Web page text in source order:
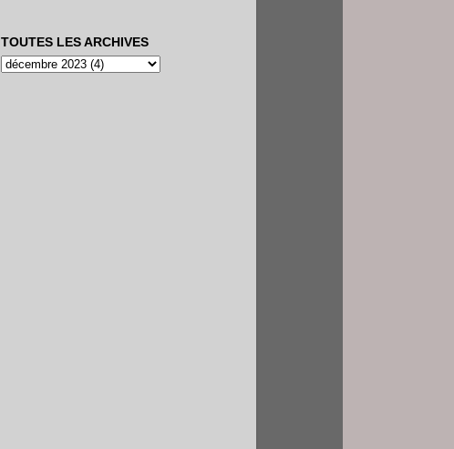
TOUTES LES ARCHIVES